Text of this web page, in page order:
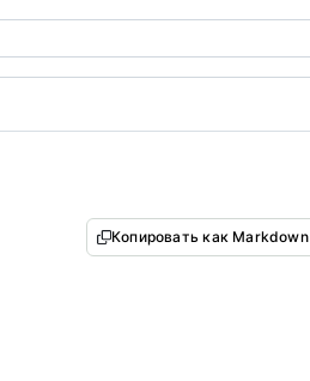
Копировать как Markdown